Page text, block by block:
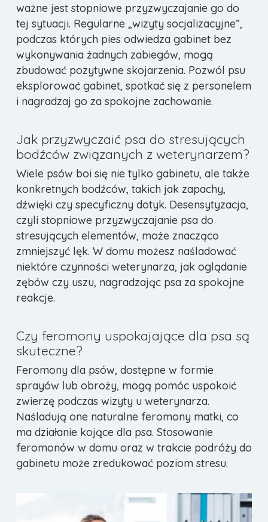
ważne jest stopniowe przyzwyczajanie go do
tej sytuacji. Regularne „wizyty socjalizacyjne”,
podczas których pies odwiedza gabinet bez
wykonywania żadnych zabiegów, mogą
zbudować pozytywne skojarzenia. Pozwól psu
eksplorować gabinet, spotkać się z personelem
i nagradzaj go za spokojne zachowanie.
Jak przyzwyczaić psa do stresujących
bodźców związanych z weterynarzem?
Wiele psów boi się nie tylko gabinetu, ale także
konkretnych bodźców, takich jak zapachy,
dźwięki czy specyficzny dotyk. Desensytyzacja,
czyli stopniowe przyzwyczajanie psa do
stresujących elementów, może znacząco
zmniejszyć lęk. W domu możesz naśladować
niektóre czynności weterynarza, jak oglądanie
zębów czy uszu, nagradzając psa za spokojne
reakcje.
Czy feromony uspokajające dla psa są
skuteczne?
Feromony dla psów, dostępne w formie
sprayów lub obroży, mogą pomóc uspokoić
zwierzę podczas wizyty u weterynarza.
Naśladują one naturalne feromony matki, co
ma działanie kojące dla psa. Stosowanie
feromonów w domu oraz w trakcie podróży do
gabinetu może zredukować poziom stresu.